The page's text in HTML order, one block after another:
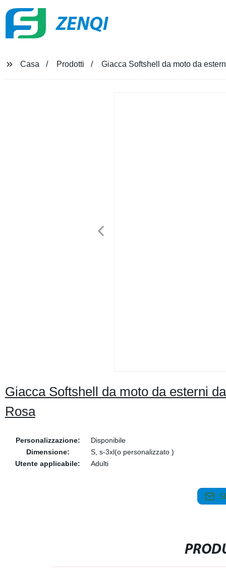
ZENQI
Casa Prodotti Giacca Softshell da moto da
Giacca Softshell da moto da esterni
Rosa
Personalizzazione:
Disponibile
Dimensione:
S, s-3xl(o personalizzato )
Utente applicabile:
Adulti